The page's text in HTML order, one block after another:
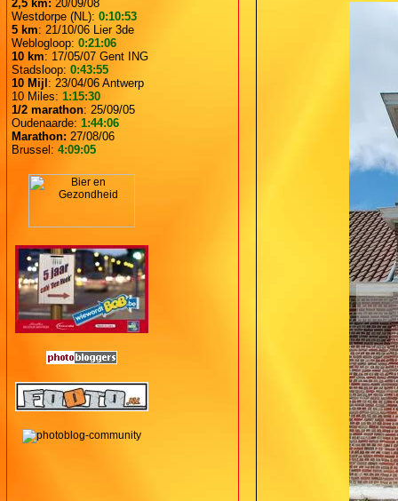
2,5 km: 20/09/08
Westdorpe (NL): 0:10:53
5 km: 21/10/06 Lier 3de
Weblogloop: 0:21:06
10 km: 17/05/07 Gent ING
Stadsloop: 0:43:55
10 Mijl: 23/04/06 Antwerp
10 Miles: 1:15:30
1/2 marathon: 25/09/05
Oudenaarde: 1:44:06
Marathon: 27/08/06
Brussel: 4:09:05